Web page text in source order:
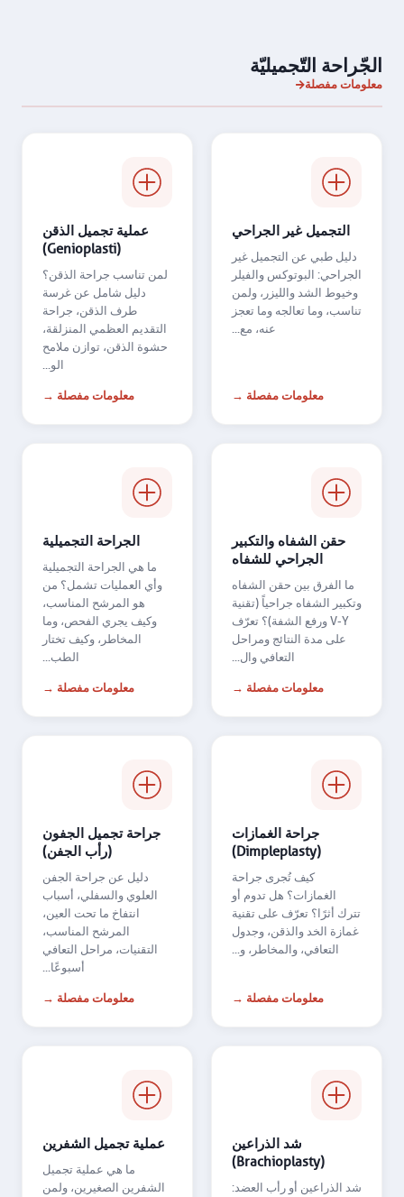
الجّراحة التّجميليّة
معلومات مفصلة
التجميل غير الجراحي
دليل طبي عن التجميل غير
الجراحي: البوتوكس والفيلر
وخيوط الشد والليزر، ولمن
تناسب، وما تعالجه وما تعجز
عنه، مع...
معلومات مفصلة →
عملية تجميل الذقن
(Genioplasti)
لمن تناسب جراحة الذقن؟
دليل شامل عن غرسة
طرف الذقن، جراحة
التقديم العظمي المنزلقة،
حشوة الذقن، توازن ملامح
الو...
معلومات مفصلة →
حقن الشفاه والتكبير
الجراحي للشفاه
ما الفرق بين حقن الشفاه
وتكبير الشفاه جراحياً (تقنية
V-Y ورفع الشفة)؟ تعرّف
على مدة النتائج ومراحل
التعافي وال...
معلومات مفصلة →
الجراحة التجميلية
ما هي الجراحة التجميلية
وأي العمليات تشمل؟ من
هو المرشح المناسب،
وكيف يجري الفحص، وما
المخاطر، وكيف تختار
الطب...
معلومات مفصلة →
جراحة الغمازات
(Dimpleplasty)
كيف تُجرى جراحة
الغمازات؟ هل تدوم أو
تترك أثرًا؟ تعرّف على تقنية
غمازة الخد والذقن، وجدول
التعافي، والمخاطر، و...
معلومات مفصلة →
جراحة تجميل الجفون
(رأب الجفن)
دليل عن جراحة الجفن
العلوي والسفلي، أسباب
انتفاخ ما تحت العين،
المرشح المناسب،
التقنيات، مراحل التعافي
أسبوعًا...
معلومات مفصلة →
شد الذراعين
(Brachioplasty)
شد الذراعين أو رأب العضد:
عملية تجميل الشفرين
ما هي عملية تجميل
الشفرين الصغيرين، ولمن